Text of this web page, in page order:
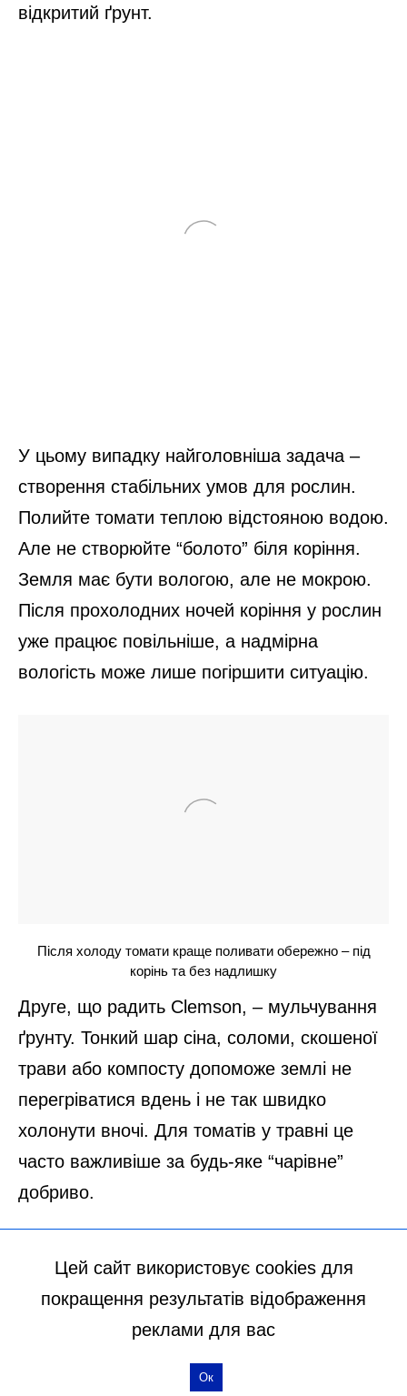
Цей сайт використовує cookies для
покращення результатів відображення
реклами для вас
Ок